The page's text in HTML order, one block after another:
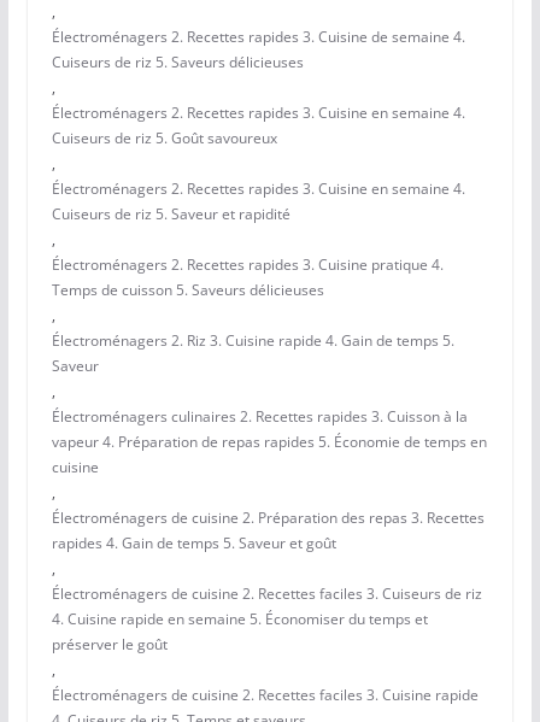
,
Électroménagers 2. Recettes rapides 3. Cuisine de semaine 4.
Cuiseurs de riz 5. Saveurs délicieuses
,
Électroménagers 2. Recettes rapides 3. Cuisine en semaine 4.
Cuiseurs de riz 5. Goût savoureux
,
Électroménagers 2. Recettes rapides 3. Cuisine en semaine 4.
Cuiseurs de riz 5. Saveur et rapidité
,
Électroménagers 2. Recettes rapides 3. Cuisine pratique 4.
Temps de cuisson 5. Saveurs délicieuses
,
Électroménagers 2. Riz 3. Cuisine rapide 4. Gain de temps 5.
Saveur
,
Électroménagers culinaires 2. Recettes rapides 3. Cuisson à la
vapeur 4. Préparation de repas rapides 5. Économie de temps en
cuisine
,
Électroménagers de cuisine 2. Préparation des repas 3. Recettes
rapides 4. Gain de temps 5. Saveur et goût
,
Électroménagers de cuisine 2. Recettes faciles 3. Cuiseurs de riz
4. Cuisine rapide en semaine 5. Économiser du temps et
préserver le goût
,
Électroménagers de cuisine 2. Recettes faciles 3. Cuisine rapide